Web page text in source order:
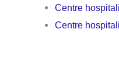
Centre
Centre